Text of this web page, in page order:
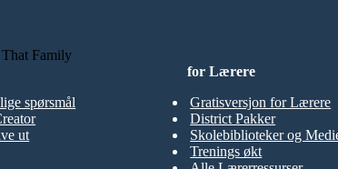
spørsmål
ut
for Lærere
Gratisversjon for Lærere
District Pakker
Skolebiblioteker og
Trenings økt